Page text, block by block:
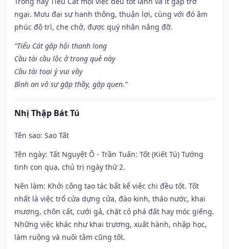
ngại. Mưu đại sự hanh thông, thuận lợi, cùng với đó âm
phúc độ trì, che chở, được quý nhân nâng đỡ.
“Tiểu Cát gặp hội thanh long
Cầu tài cầu lộc ở trong quẻ này
Cầu tài toại ý vui vầy
Bình an vô sự gặp thầy, gặp quen.”
Nhị Thập Bát Tú
Tên sao: Sao Tất
Tên ngày: Tất Nguyệt Ô - Trần Tuấn: Tốt (Kiết Tú) Tướng
tinh con quạ, chủ trị ngày thứ 2.
Nên làm: Khởi công tạo tác bất kể việc chi đều tốt. Tốt
nhất là việc trổ cửa dựng cửa, đào kinh, tháo nước, khai
mương, chôn cất, cưới gả, chặt cỏ phá đất hay móc giếng.
Những việc khác như khai trương, xuất hành, nhập học,
làm ruộng và nuôi tằm cũng tốt.